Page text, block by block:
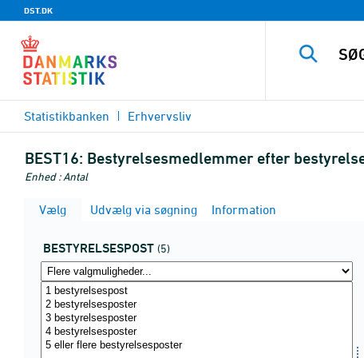
DST.DK
Statistikbanken Erhvervsliv
BEST16: Bestyrelsesmedlemmer efter
Enhed : Antal
Vælg Udvælg via søgning Information
BESTYRELSESPOST (5)